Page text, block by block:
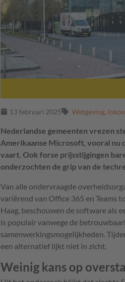
13 februari 2025 Wetgeving,
Nederlandse gemeenten vrezen
Amerikaanse Microsoft, vooral nu
vaart. Ook forse prijsstijgingen
onderzochten de grip van de
Van alle ondervraagde
variërend van Office 365 en Teams
Haag, beschouwen de software als
is populair vanwege de
samenwerkingsmogelijkheden.
een alternatief lijkt niet in zicht.
Weinig kans op